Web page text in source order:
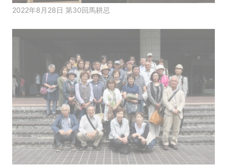
2022年8月28日 第30回馬耕忌